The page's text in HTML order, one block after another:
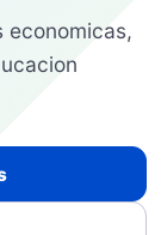
economicas,